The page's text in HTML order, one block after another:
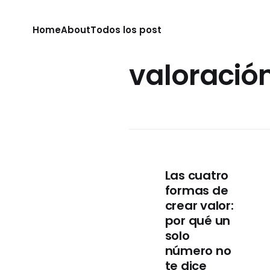
HomeAboutTodos los post
Las cuatro
formas de
crear valor:
por qué un
solo
número no
te dice